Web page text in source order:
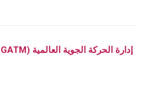
٪
إدارة الحركة الجوية العالمية (GATM) ، دبي